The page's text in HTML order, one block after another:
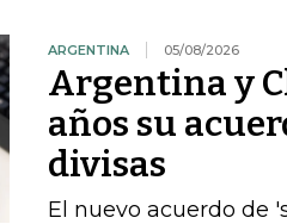
ARGENTINA 05/08/2026
Argentina y
años su
divisas
El nuevo acuerdo de